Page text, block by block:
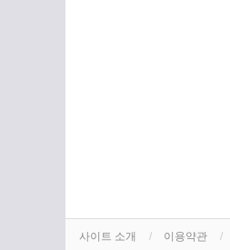
사이트 소개 이용약관